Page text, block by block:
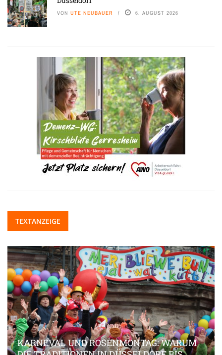
VON UTE NEUBAUER 6. AUGUST 2026
TEXTANZEIGE
KARNEVAL UND ROSENMONTAG: WARUM